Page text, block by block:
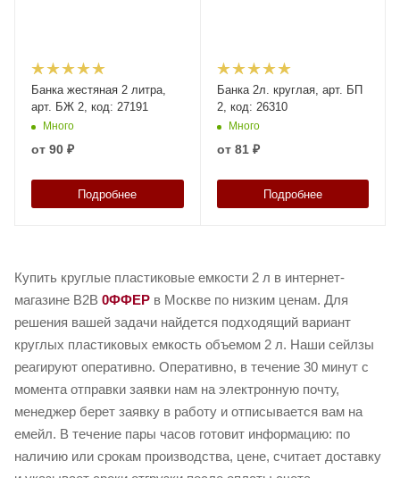
Банка жестяная 2 литра,
арт. БЖ 2, код: 27191
Много
от 90 ₽
Подробнее
Банка 2л. круглая, арт. БП
2, код: 26310
Много
от 81 ₽
Подробнее
Купить круглые пластиковые емкости 2 л в интернет-
магазине B2B 0ФФЕР в Москве по низким ценам. Для
решения вашей задачи найдется подходящий вариант
круглых пластиковых емкость объемом 2 л. Наши сейлзы
реагируют оперативно. Оперативно, в течение 30 минут с
момента отправки заявки нам на электронную почту,
менеджер берет заявку в работу и отписывается вам на
емейл. В течение пары часов готовит информацию: по
наличию или срокам производства, цене, считает доставку